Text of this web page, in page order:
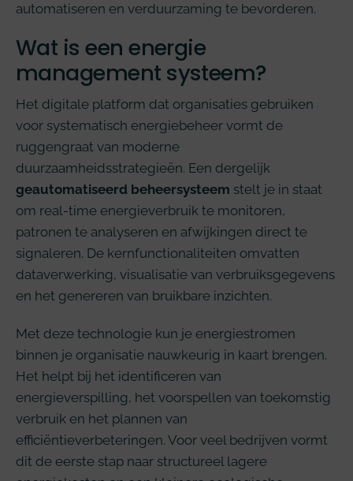
automatiseren en verduurzaming te bevorderen.
Wat is een energie
management systeem?
Het digitale platform dat organisaties gebruiken
voor systematisch energiebeheer vormt de
ruggengraat van moderne
duurzaamheidsstrategieën. Een dergelijk
geautomatiseerd beheersysteem stelt je in staat
om real-time energieverbruik te monitoren,
patronen te analyseren en afwijkingen direct te
signaleren. De kernfunctionaliteiten omvatten
dataverwerking, visualisatie van verbruiksgegevens
en het genereren van bruikbare inzichten.
Met deze technologie kun je energiestromen
binnen je organisatie nauwkeurig in kaart brengen.
Het helpt bij het identificeren van
energieverspilling, het voorspellen van toekomstig
verbruik en het plannen van
efficiëntieverbeteringen. Voor veel bedrijven vormt
dit de eerste stap naar structureel lagere